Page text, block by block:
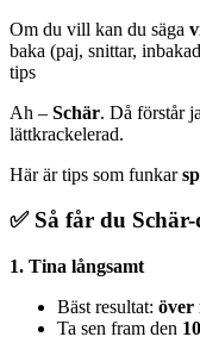
Om du vill kan du säga
baka (paj, snittar,
tips
Ah – Schär. Då förstår
lättkrackelerad.
Här är tips som funkar
✅ Så får du
1. Tina långsamt
Bäst resultat: över
Ta sen fram den